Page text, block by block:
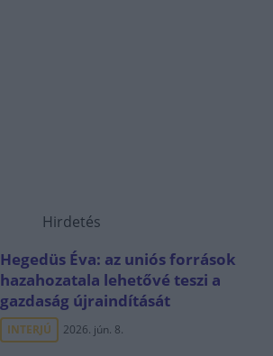
Hirdetés
Hegedüs Éva: az uniós források
hazahozatala lehetővé teszi a
gazdaság újraindítását
INTERJÚ 2026. jún. 8.